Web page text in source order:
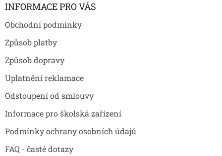
INFORMACE PRO VÁS
Obchodní podmínky
Způsob platby
Způsob dopravy
Uplatnění reklamace
Odstoupení od smlouvy
Informace pro školská zařízení
Podmínky ochrany osobních údajů
FAQ - časté dotazy